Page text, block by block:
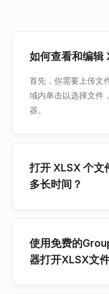
如何查看和编辑
首先，你需要上传文
域内单击以选择文件
器。
打开 XLSX 个文
多长时间？
使用免费的
器打开XLSX文